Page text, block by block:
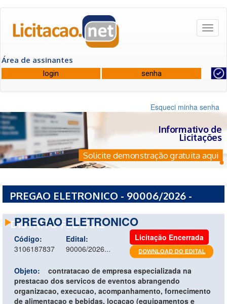
Área de assinantes
Esqueci minha senha
Informativo de
Licitações
Solicite demonstração gratuita aqui
PREGAO ELETRONICO - 90006/2026 -
DISTRITO FEDERAL
PREGAO ELETRONICO
Código:
3106187837
Edital:
90006/2026...
Licitação Encerrada
Objeto:
contratacao de empresa especializada na
prestacao dos servicos de eventos abrangendo
organizacao, execucao, acompanhamento, fornecimento
de alimentacao e bebidas, locacao (equipamentos e